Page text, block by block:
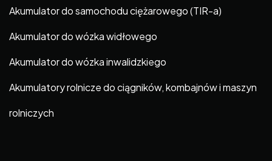
Akumulator do samochodu ciężarowego (TIR-a)
Akumulator do wózka widłowego
Akumulator do wózka inwalidzkiego
Akumulatory rolnicze do ciągników, kombajnów i maszyn
rolniczych